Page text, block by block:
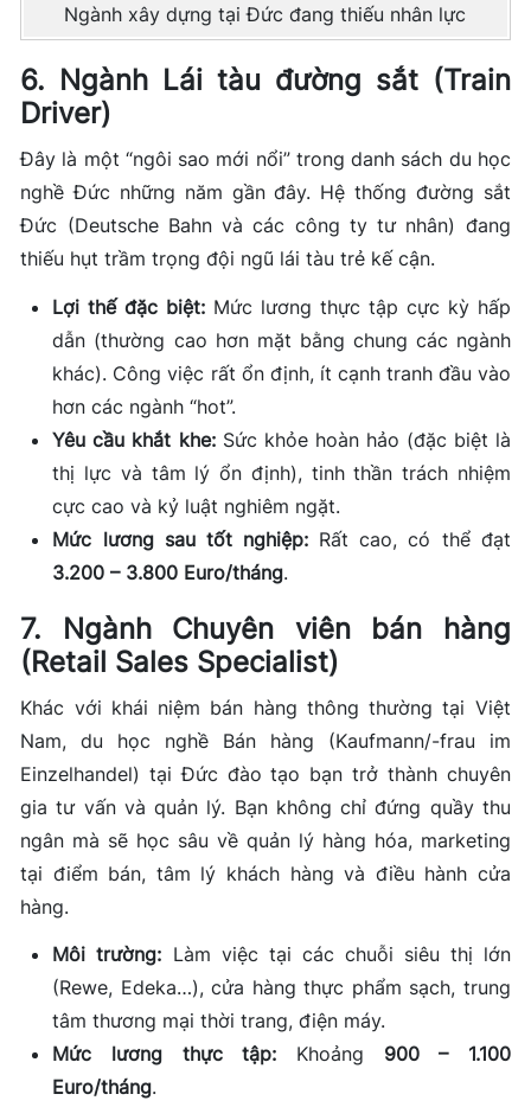
Ngành xây dựng tại Đức đang thiếu nhân lực
6. Ngành Lái tàu đường sắt (Train
Driver)
Đây là một “ngôi sao mới nổi” trong danh sách du học
nghề Đức những năm gần đây. Hệ thống đường sắt
Đức (Deutsche Bahn và các công ty tư nhân) đang
thiếu hụt trầm trọng đội ngũ lái tàu trẻ kế cận.
Lợi thế đặc biệt: Mức lương thực tập cực kỳ hấp
dẫn (thường cao hơn mặt bằng chung các ngành
khác). Công việc rất ổn định, ít cạnh tranh đầu vào
hơn các ngành “hot”.
Yêu cầu khắt khe:Sức khỏe hoàn hảo (đặc biệt là
thị lực và tâm lý ổn định), tinh thần trách nhiệm
cực cao và kỷ luật nghiêm ngặt.
Mức lương sau tốt nghiệp: Rất cao, có thể đạt
3.200 – 3.800 Euro/tháng.
7. Ngành Chuyên viên bán hàng
(Retail Sales Specialist)
Khác với khái niệm bán hàng thông thường tại Việt
Nam, du học nghề Bán hàng (Kaufmann/-frau im
Einzelhandel) tại Đức đào tạo bạn trở thành chuyên
gia tư vấn và quản lý. Bạn không chỉ đứng quầy thu
ngân mà sẽ học sâu về quản lý hàng hóa, marketing
tại điểm bán, tâm lý khách hàng và điều hành cửa
hàng.
Môi trường: Làm việc tại các chuỗi siêu thị lớn
(Rewe, Edeka…), cửa hàng thực phẩm sạch, trung
tâm thương mại thời trang, điện máy.
Mức lương thực tập: Khoảng 900 – 1.100
Euro/tháng.